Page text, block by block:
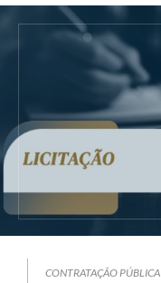
CONTRATAÇÃO PÚBLICA